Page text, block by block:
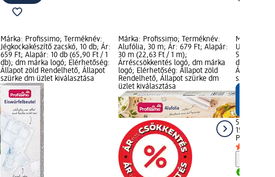
Márka: Profissimo; Terméknév:
Jégkockakészítő zacskó, 10 db; Ár:
659 Ft; Alapár: 10 db (65,90 Ft / 1
db); dm márka logó; Elérhetőség:
Állapot zöld Rendelhető, Állapot
szürke dm üzlet kiválasztása
Márka: Profissimo; Terméknév:
Alufólia, 30 m; Ár: 679 Ft; Alapár:
30 m (22,63 Ft / 1 m);
Árréscsökkentés logó, dm márka
logó; Elérhetőség: Állapot zöld
Rendelhető, Állapot szürke dm
üzlet kiválasztása
Márka:
Uzsonnás
599 Ft;
db); dm
Állapot
szürke dm
599 Ft
150 db
Profissimo